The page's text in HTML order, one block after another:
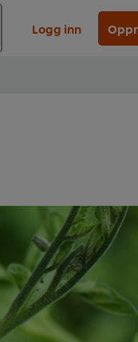
Logg inn